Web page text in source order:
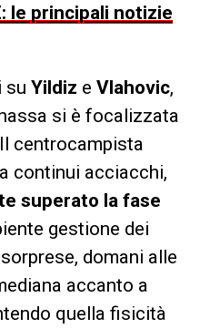
le principali notizie
su Yildiz e Vlahovic,
si è focalizzata
centrocampista
continui acciacchi,
superato la fase
gestione dei
domani alle
accanto a
quella fisicità